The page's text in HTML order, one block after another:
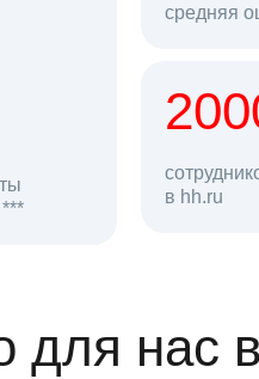
вакансии
средняя
в hh.ru
для нас